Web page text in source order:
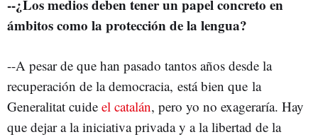
--¿Los medios deben tener un papel concreto en
ámbitos como la protección de la lengua?
--A pesar de que han pasado tantos años desde la
recuperación de la democracia, está bien que la
Generalitat cuide el catalán, pero yo no exageraría. Hay
que dejar a la iniciativa privada y a la libertad de la